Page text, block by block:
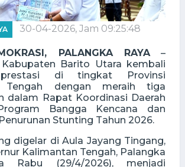
30-04-2026, Jam 09:25:48
PALANGKA RAYA–
Barito Utara kembali
di tingkat Provinsi
Tengah dengan meraih tiga
dalam Rapat Koordinasi Daerah
Bangga Kencana dan
Stunting Tahun 2026.
digelar di Aula Jayang Tingang,
Kalimantan Tengah, Palangka
Rabu (29/4/2026), menjadi